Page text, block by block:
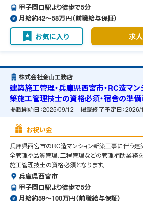
甲子園口駅より徒歩で5分
月給約42〜58万円（前職給与保証）
お気に入り 求
株式会社金山工務店
建築施工管理・兵庫県西宮市・RC造マン
築施工管理技士の資格必須・宿舎の準
掲載開始日：2025/09/12 掲載終了予定日：2026/
お祝い金
兵庫県西宮市のRC造マンション新築工事に伴う建
全管理や品質管理、工程管理などの管理補助業務
施工管理技士の資格必須となります。
兵庫県西宮市
甲子園口駅より徒歩で5分
月給約59〜100万円（前職給与保証）